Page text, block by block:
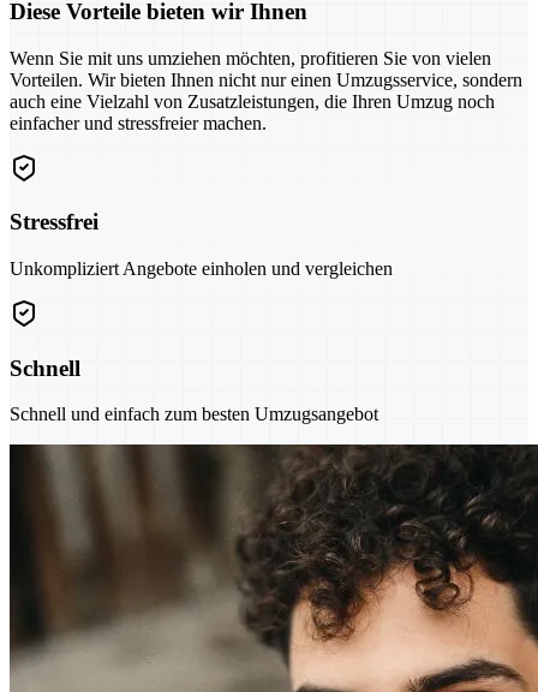
Diese Vorteile bieten wir Ihnen
Wenn Sie mit uns umziehen möchten, profitieren Sie von vielen
Vorteilen. Wir bieten Ihnen nicht nur einen Umzugsservice, sondern
auch eine Vielzahl von Zusatzleistungen, die Ihren Umzug noch
einfacher und stressfreier machen.
Stressfrei
Unkompliziert Angebote einholen und vergleichen
Schnell
Schnell und einfach zum besten Umzugsangebot